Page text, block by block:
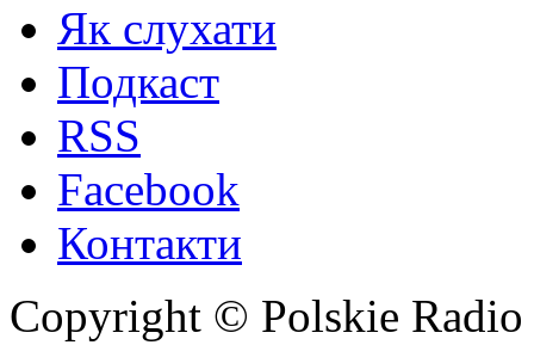
Як слухати
Подкаст
RSS
Facebook
Контакти
Copyright © Polskie